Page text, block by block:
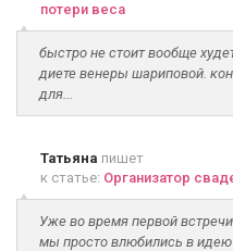
потери веса
быстро не стоит вообще
диете венеры шариповой.
для...
Татьяна пишет
к статье: Организатор
Уже во время первой
мы просто влюбились в